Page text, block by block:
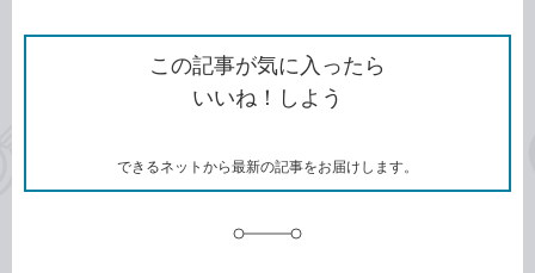
で
シ
ェ
ア
シ
ェ
ア
な
ッ
ク
ク
ク
を
コ
この記事が気に入ったら
いいね！しよう
できるネットから最新の記事をお届けします。